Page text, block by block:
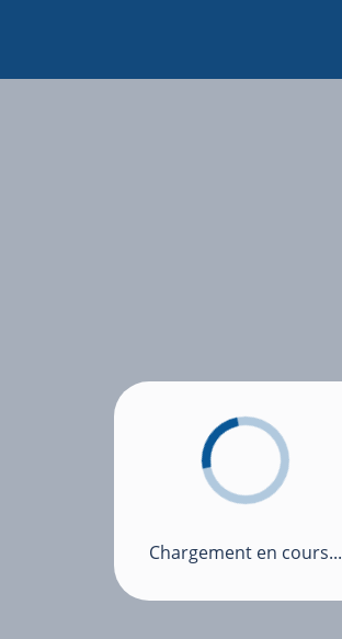
Chargement en cours...